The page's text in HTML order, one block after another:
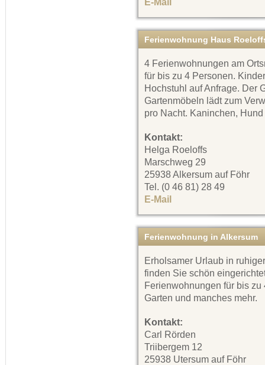
Ferienwohnung Haus
4 Ferienwohnungen am
für bis zu 4 Personen.
Hochstuhl auf Anfrage. Der
Gartenmöbeln lädt zum
pro Nacht. Kaninchen,
Kontakt:
Helga Roeloffs
Marschweg 29
25938 Alkersum auf Föhr
Tel. (0 46 81) 28 49
E-Mail
Ferienwohnung in Alkersum
Erholsamer Urlaub in
finden Sie schön
Ferienwohnungen für bis
Garten und manches mehr.
Kontakt:
Carl Rörden
Triibergem 12
25938 Utersum auf Föhr